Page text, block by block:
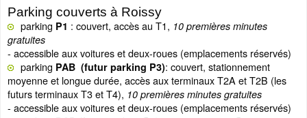
Parking couverts à Roissy
parking P1 : couvert, accès au T1, 10 premières minutes
gratuites
- accessible aux voitures et deux-roues (emplacements réservés)
parking PAB (futur parking P3): couvert, stationnement
moyenne et longue durée, accès aux terminaux T2A et T2B (les
futurs terminaux T3 et T4), 10 premières minutes gratuites
- accessible aux voitures et deux-roues (emplacements réservés)